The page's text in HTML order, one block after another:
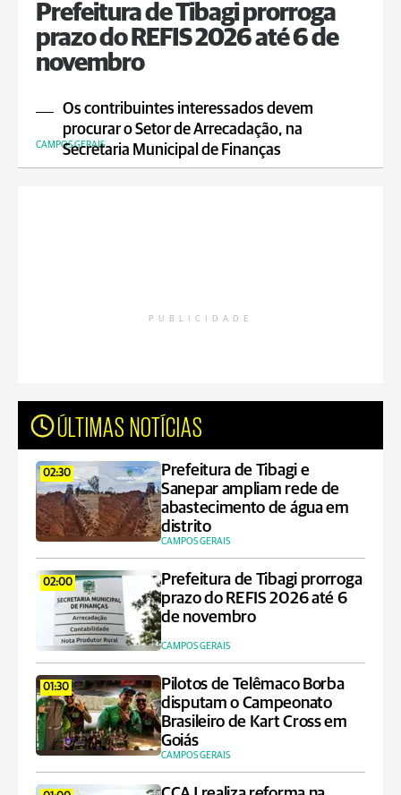
Prefeitura de Tibagi prorroga
prazo do REFIS 2026 até 6 de
novembro
Os contribuintes interessados devem
procurar o Setor de Arrecadação, na
Secretaria Municipal de Finanças
CAMPOS GERAIS
PUBLICIDADE
ÚLTIMAS NOTÍCIAS
02:30
Prefeitura de Tibagi e
Sanepar ampliam rede de
abastecimento de água em
distrito
CAMPOS GERAIS
02:00
Prefeitura de Tibagi prorroga
prazo do REFIS 2026 até 6
de novembro
CAMPOS GERAIS
01:30
Pilotos de Telêmaco Borba
disputam o Campeonato
Brasileiro de Kart Cross em
Goiás
CAMPOS GERAIS